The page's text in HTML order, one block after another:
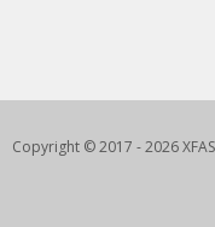
Copyright © 2017 - 2026